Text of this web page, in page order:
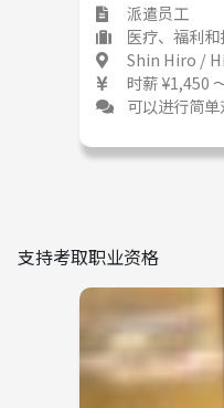
派遣员工
医疗、福利
Shin Hiro /
时薪 ¥1,450
可以进行简单
支持考取职业资格